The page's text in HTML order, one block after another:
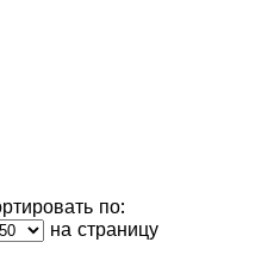
по:
на страницу